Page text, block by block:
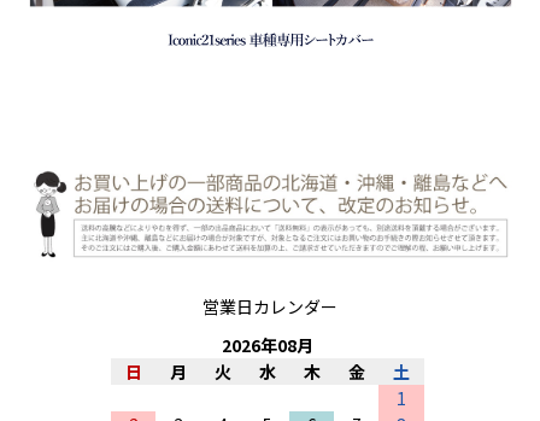
営業日カレンダー
2026年08月
日
月 火 水 木 金
土
1